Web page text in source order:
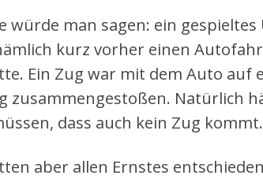
würde man sagen: ein
kurz vorher einen
Ein Zug war mit dem Auto auf
zusammengestoßen. Natürlich
dass auch kein Zug kommt.
aber allen Ernstes